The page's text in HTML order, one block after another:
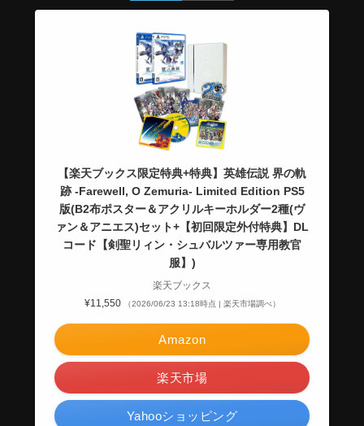
【楽天ブックス限定特典+特典】英雄伝説 界の軌
跡 -Farewell, O Zemuria- Limited Edition PS5
版(B2布ポスター＆アクリルキーホルダー2種(ヴ
ァン＆アニエス)セット+【初回限定外付特典】DL
コード【剣聖リィン・シュバルツァー専用教官
服】)
楽天ブックス
¥11,550
（2026/06/23 13:18時点 | 楽天市場調べ）
Amazon
楽天市場
Yahooショッピング